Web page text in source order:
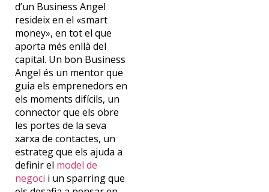
d’un Business Angel
resideix en el «smart
money», en tot el que
aporta més enllà del
capital. Un bon Business
Angel és un mentor que
guia els emprenedors en
els moments difícils, un
connector que els obre
les portes de la seva
xarxa de contactes, un
estrateg que els ajuda a
definir el model de
negoci i un sparring que